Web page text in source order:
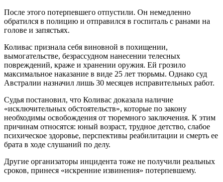
После этого потерпевшего отпустили. Он немедленно
обратился в полицию и отправился в госпиталь с ранами на
голове и запястьях.
Коливас признала себя виновной в похищении,
вымогательстве, безрассудном нанесении телесных
повреждений, краже и хранении оружия. Ей грозило
максимальное наказание в виде 25 лет тюрьмы. Однако суд
Австралии назначил лишь 30 месяцев исправительных работ.
Судья постановил, что Коливас доказала наличие
«исключительных обстоятельств», которые по закону
необходимы освобождения от тюремного заключения. К этим
причинам относятся: юный возраст, трудное детство, слабое
психическое здоровье, перспективы реабилитации и смерть ее
брата в ходе слушаний по делу.
Другие организаторы инцидента тоже не получили реальных
сроков, принеся «искренние извинения» потерпевшему.